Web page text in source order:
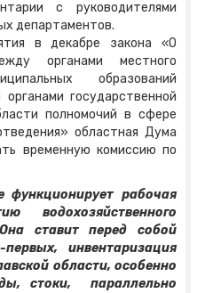
с руководителями
департаментов.
в декабре закона «О
органами местного
образований
государственной
полномочий в сфере
областная Дума
временную комиссию по
функционирует рабочая
водохозяйственного
ставит перед собой
инвентаризация
области, особенно
стоки, параллельно